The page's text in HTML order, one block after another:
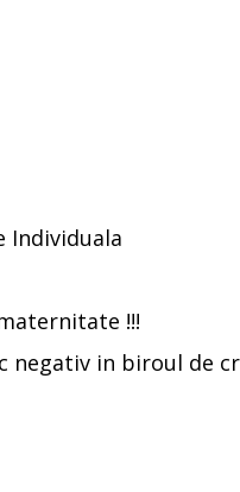
Individuala
!!!
in biroul de